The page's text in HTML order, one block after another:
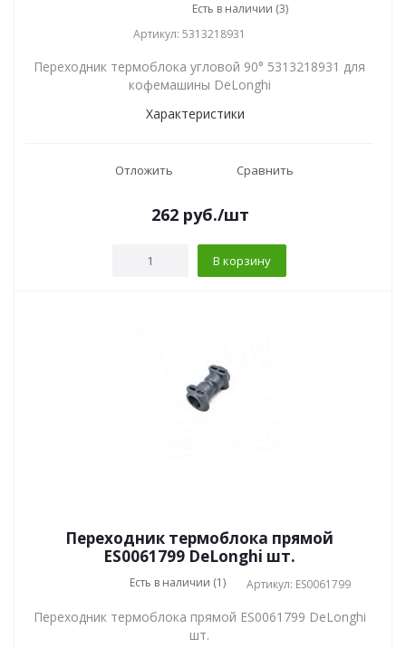
Есть в наличии (3)
Артикул: 5313218931
Переходник термоблока угловой 90° 5313218931 для
кофемашины DeLonghi
Характеристики
Отложить Сравнить
262руб./шт
В корзину
Переходник термоблока прямой
ES0061799 DeLonghi шт.
Есть в наличии (1) Артикул: ES0061799
Переходник термоблока прямой ES0061799 DeLonghi
шт.